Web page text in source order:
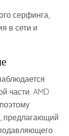
серфинга,
в сети и
части. AMD
предлагающий